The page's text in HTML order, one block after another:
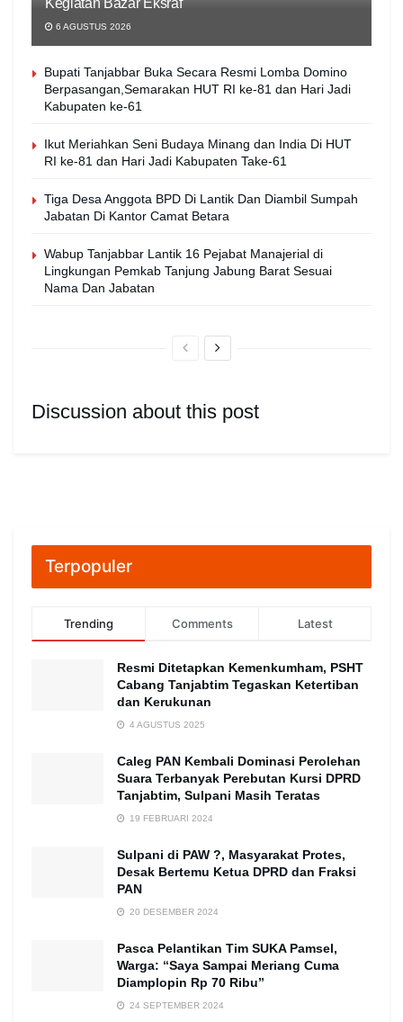
6 AGUSTUS 2026
Bupati Tanjabbar Buka Secara Resmi Lomba Domino
Berpasangan,Semarakan HUT RI ke-81 dan Hari Jadi
Kabupaten ke-61
Ikut Meriahkan Seni Budaya Minang dan India Di HUT
RI ke-81 dan Hari Jadi Kabupaten Take-61
Tiga Desa Anggota BPD Di Lantik Dan Diambil Sumpah
Jabatan Di Kantor Camat Betara
Wabup Tanjabbar Lantik 16 Pejabat Manajerial di
Lingkungan Pemkab Tanjung Jabung Barat Sesuai
Nama Dan Jabatan
Discussion about this post
Terpopuler
Trending Comments Latest
Resmi Ditetapkan Kemenkumham, PSHT
Cabang Tanjabtim Tegaskan Ketertiban
dan Kerukunan
4 AGUSTUS 2025
Caleg PAN Kembali Dominasi Perolehan
Suara Terbanyak Perebutan Kursi DPRD
Tanjabtim, Sulpani Masih Teratas
19 FEBRUARI 2024
Sulpani di PAW ?, Masyarakat Protes,
Desak Bertemu Ketua DPRD dan Fraksi
PAN
20 DESEMBER 2024
Pasca Pelantikan Tim SUKA Pamsel,
Warga: “Saya Sampai Meriang Cuma
Diamplopin Rp 70 Ribu”
24 SEPTEMBER 2024